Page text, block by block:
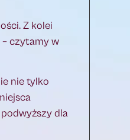
Z kolei
czytamy w
nie tylko
dla